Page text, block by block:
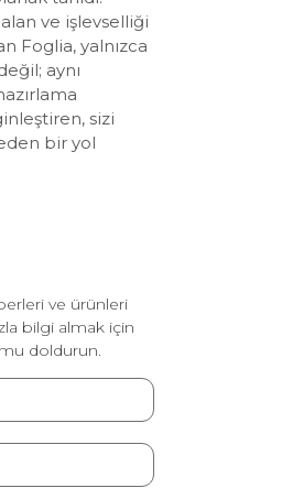
ve işlevselliği
Foglia, yalnızca
aynı
sizi
bir yol
ve ürünleri
bilgi almak için
doldurun.